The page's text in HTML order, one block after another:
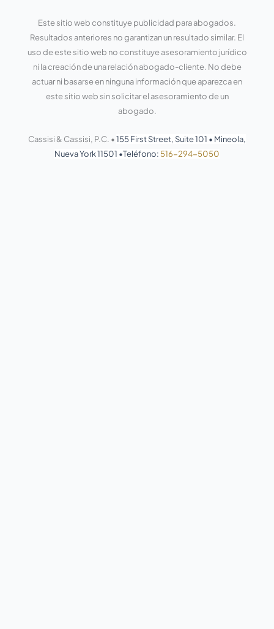
Este sitio web constituye publicidad para abogados.
Resultados anteriores no garantizan un resultado similar. El
uso de este sitio web no constituye asesoramiento jurídico
ni la creación de una relación abogado-cliente. No debe
actuar ni basarse en ninguna información que aparezca en
este sitio web sin solicitar el asesoramiento de un
abogado.
Cassisi & Cassisi, P.C. •155 First Street, Suite 101 • Mineola,
Nueva York 11501 •Teléfono: 516-294-5050